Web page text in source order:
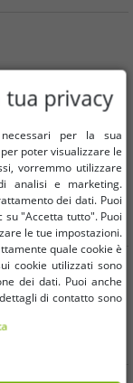
di codice a
| Nessuna
privacy
per la sua
poter visualizzare le
vorremmo utilizzare
analisi e marketing.
dei dati. Puoi
"Accetta tutto". Puoi
le tue impostazioni.
quale cookie è
cookie utilizzati sono
dei dati. Puoi anche
di contatto sono